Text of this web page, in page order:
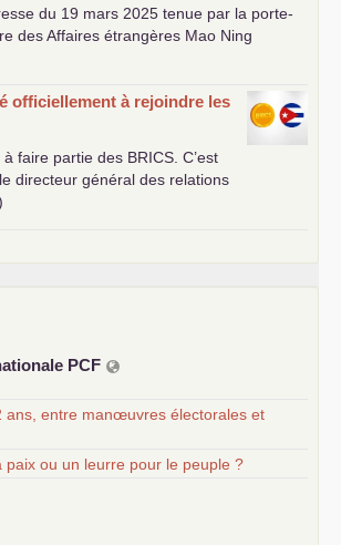
du 19 mars 2025 tenue par la porte-
des Affaires étrangères Mao Ning
officiellement à rejoindre les
faire partie des BRICS. C’est
directeur général des relations
PCF
ans, entre manœuvres électorales et
paix ou un leurre pour le peuple ?